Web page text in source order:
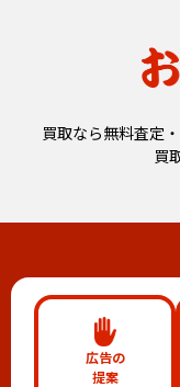
買取なら無料査定
買
広告の
提案